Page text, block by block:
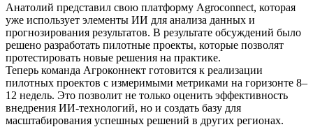
Анатолий представил свою платформу Agroconnect, которая
уже использует элементы ИИ для анализа данных и
прогнозирования результатов. В результате обсуждений было
решено разработать пилотные проекты, которые позволят
протестировать новые решения на практике.
Теперь команда Агроконнект готовится к реализации
пилотных проектов с измеримыми метриками на горизонте 8–
12 недель. Это позволит не только оценить эффективность
внедрения ИИ-технологий, но и создать базу для
масштабирования успешных решений в других регионах.